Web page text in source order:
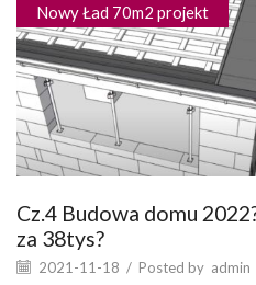
Nowy Ład 70m2 projekt
Cz.4 Budowa domu
za 38tys?
2021-11-18 / Posted by admin